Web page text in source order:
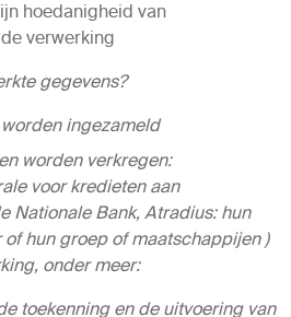
hoedanigheid van
verwerking
gegevens?
ingezameld
worden verkregen:
voor kredieten aan
Nationale Bank, Atradius: hun
hun groep of maatschappijen )
onder meer: